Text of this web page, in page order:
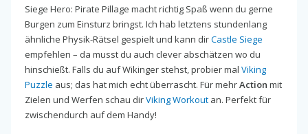
Siege Hero: Pirate Pillage macht richtig Spaß wenn du gerne
Burgen zum Einsturz bringst. Ich hab letztens stundenlang
ähnliche Physik-Rätsel gespielt und kann dirCastle Siege
empfehlen – da musst du auch clever abschätzen wo du
hinschießt. Falls du auf Wikinger stehst, probier mal Viking
Puzzle aus; das hat mich echt überrascht. Für mehrAction mit
Zielen und Werfen schau dirViking Workout an. Perfekt für
zwischendurch auf dem Handy!